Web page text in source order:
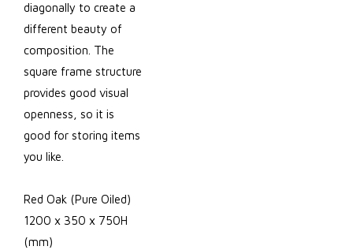
diagonally to create a
different beauty of
composition. The
square frame structure
provides good visual
openness, so it is
good for storing items
you like.
Red Oak (Pure Oiled)
1200 x 350 x 750H
(mm)